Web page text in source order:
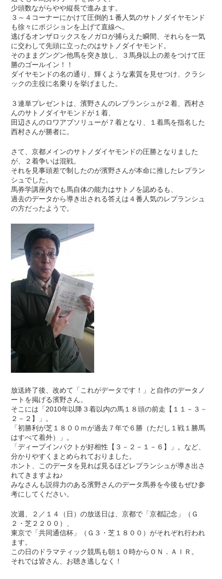
少頭数ながらやや縦長で進みます。
３～４コーナーにかけて圧倒的１番人気のサトノダイヤモンド
も徐々にポジションを上げて直線へ。
逃げるオンザロックスをノガロが捕らえた瞬間、それらを一気
に交わして先頭に立ったのはサトノダイヤモンド。
そのままグングン他馬を突き放し、３馬身以上の差をつけて圧
勝のゴールイン！！
ダイヤモンドの名の通り、輝くような素質を見せつけ、クラシ
ックの主役に名乗りを挙げました。
３連単プレゼントは、濱野さんのレプランシュが２着、西村さ
んのサトノダイヤモンドが１着、
田辺さんのロワアブソリューが７着となり、１着馬を指名した
西村さんが勝者に。
さて、京都メインのサトノダイヤモンドの圧勝となりました
が、２着争いは混戦。
それを見事頭差で制したのが濱野さんが本命に推したレプラン
シュでした。
馬券学講座内でも馬自体の能力はサトノを認めるも、
過去のデータから導き出される答えは４番人気のレプランシュ
の方だったようで。
放送終了後、改めて「これがデータです！」と自作のデータノ
ートを掲げる濱野さん。
そこには「2010年以降３着以内の馬１８頭の前走【１１－３－
２－２】」。
「初勝利が芝１８００ｍが過去７年で６勝（ただし１戦１勝馬
はすべて着外）」。
「ディープインパクトが好相性【３－２－１－６】」。など、
分かりやすくまとめられておりました。
ホント、このデータを見れば見るほどレプランシュが導き出さ
れてきますよね♪
みなさんも説得力のある濱野さんのデータ馬券を今後もぜひ参
考にしてください。
次週、２／１４（日）の放送日は、京都で「京都記念」（Ｇ
２・芝２２００）、
東京で「共同通信杯」（Ｇ３・芝１８００）がそれぞれ行われ
ます。
この日のドラマティック競馬も朝１０時からＯＮ．ＡＩＲ。
それでは皆さん、お聴き逃しなく！